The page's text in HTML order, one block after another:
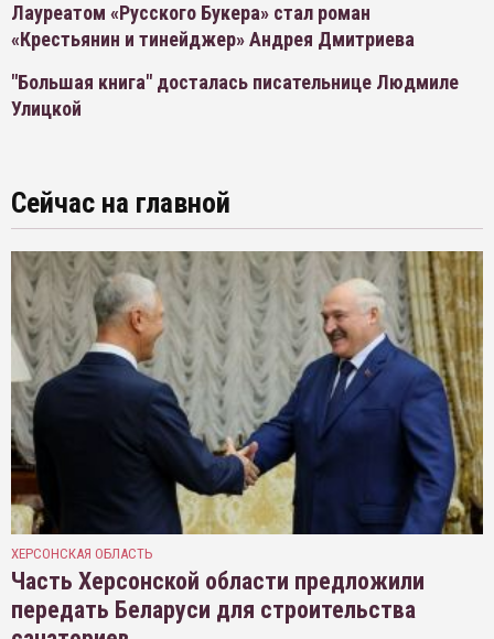
Лауреатом «Русского Букера» стал роман
«Крестьянин и тинейджер» Андрея Дмитриева
"Большая книга" досталась писательнице Людмиле
Улицкой
Сейчас на главной
ХЕРСОНСКАЯ ОБЛАСТЬ
Часть Херсонской области предложили
передать Беларуси для строительства